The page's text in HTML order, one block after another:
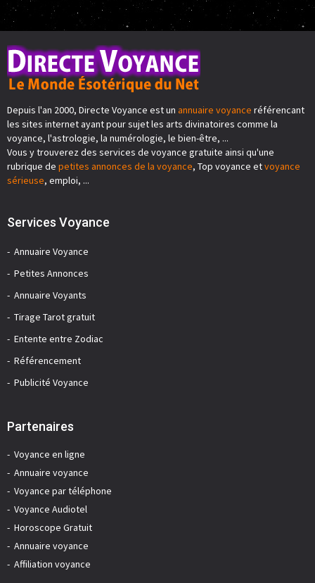
Depuis l'an 2000, Directe Voyance est un annuaire voyance référencant
les sites internet ayant pour sujet les arts divinatoires comme la
voyance, l'astrologie, la numérologie, le bien-être, ...
Vous y trouverez des services de voyance gratuite ainsi qu'une
rubrique de petites annonces de la voyance, Top voyance etvoyance
sérieuse, emploi, ...
Services Voyance
Annuaire Voyance
Petites Annonces
Annuaire Voyants
Tirage Tarot gratuit
Entente entre Zodiac
Référencement
Publicité Voyance
Partenaires
Voyance en ligne
Annuaire voyance
Voyance par téléphone
Voyance Audiotel
Horoscope Gratuit
Annuaire voyance
Affiliation voyance